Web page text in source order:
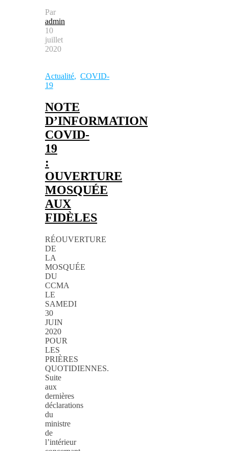
Par
admin
10
juillet
2020
Actualité, COVID-
19
NOTE
D’INFORMATION
COVID-
19
:
OUVERTURE
MOSQUÉE
AUX
FIDÈLES
RÉOUVERTURE
DE
LA
MOSQUÉE
DU
CCMA
LE
SAMEDI
30
JUIN
2020
POUR
LES
PRIÈRES
QUOTIDIENNES.
Suite
aux
dernières
déclarations
du
ministre
de
l’intérieur